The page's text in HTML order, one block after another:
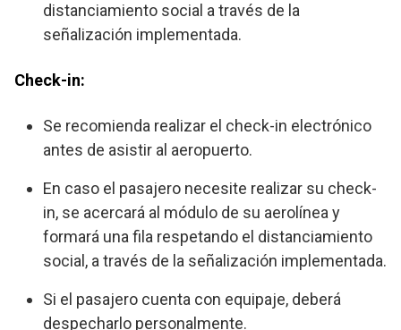
distanciamiento social a través de la
señalización implementada.
Check-in:
Se recomienda realizar el check-in electrónico
antes de asistir al aeropuerto.
En caso el pasajero necesite realizar su check-
in, se acercará al módulo de su aerolínea y
formará una fila respetando el distanciamiento
social, a través de la señalización implementada.
Si el pasajero cuenta con equipaje, deberá
despecharlo personalmente.